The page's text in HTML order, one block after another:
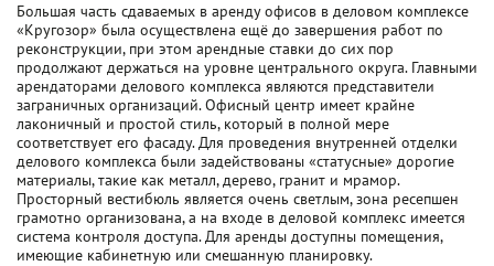
Большая часть сдаваемых в аренду офисов в деловом комплексе
«Кругозор» была осуществлена ещё до завершения работ по
реконструкции, при этом арендные ставки до сих пор
продолжают держаться на уровне центрального округа. Главными
арендаторами делового комплекса являются представители
заграничных организаций. Офисный центр имеет крайне
лаконичный и простой стиль, который в полной мере
соответствует его фасаду. Для проведения внутренней отделки
делового комплекса были задействованы «статусные» дорогие
материалы, такие как металл, дерево, гранит и мрамор.
Просторный вестибюль является очень светлым, зона ресепшен
грамотно организована, а на входе в деловой комплекс имеется
система контроля доступа. Для аренды доступны помещения,
имеющие кабинетную или смешанную планировку.